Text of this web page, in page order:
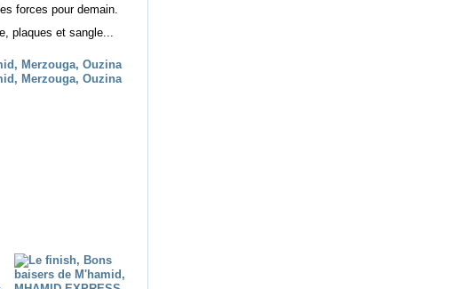
forces pour demain.
plaques et sangle...